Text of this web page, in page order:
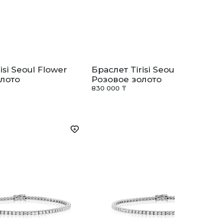
Seoul Flower
Браслет Tirisi Seoul Flower
Розовое золото
830 000 ₸